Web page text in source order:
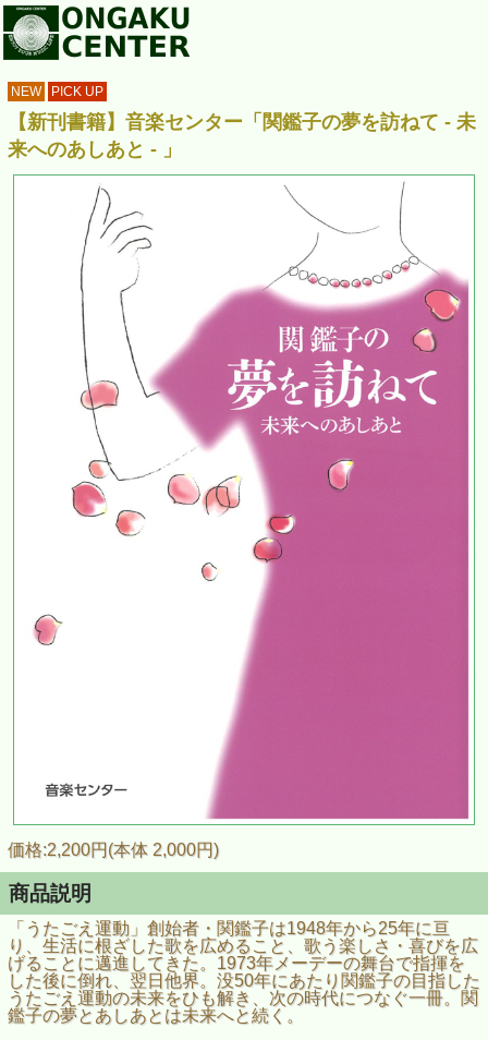
NEW PICK UP
【新刊書籍】音楽センター「関鑑子の夢を訪ねて - 未
来へのあしあと - 」
価格:2,200円(本体 2,000円)
商品説明
「うたごえ運動」創始者・関鑑子は1948年から25年に亘
り、生活に根ざした歌を広めること、歌う楽しさ・喜びを広
げることに邁進してきた。1973年メーデーの舞台で指揮を
した後に倒れ、翌日他界。没50年にあたり関鑑子の目指した
うたごえ運動の未来をひも解き、次の時代につなぐ一冊。関
鑑子の夢とあしあとは未来へと続く。